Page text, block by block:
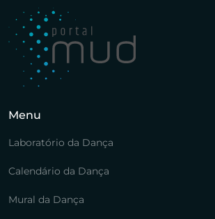
Menu
Laboratório da Dança
Calendário da Dança
Mural da Dança